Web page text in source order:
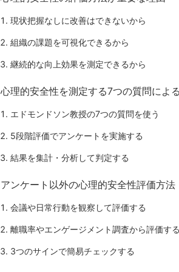
現状把握なしに改善はできないから
組織の課題を可視化できるから
継続的な向上効果を測定できるから
心理的安全性を測定する7つの質問によ
エドモンドソン教授の7つの質問を使う
5段階評価でアンケートを実施する
結果を集計・分析して判定する
アンケート以外の心理的安全性評価方法
会議や日常行動を観察して評価する
離職率やエンゲージメント調査から評価する
3つのサインで簡易チェックする